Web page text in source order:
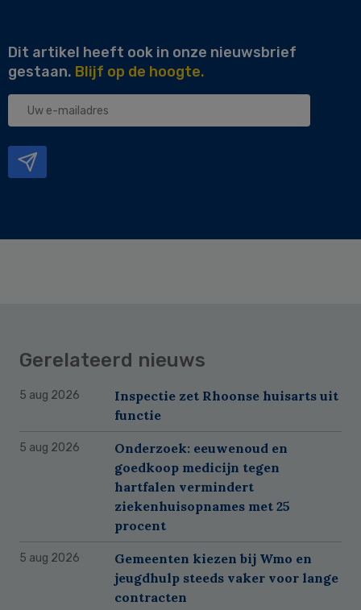
Dit artikel heeft ook in onze nieuwsbrief
gestaan. Blijf op de hoogte.
Uw
Gerelateerd nieuws
5 aug 2026
Inspectie zet Rhoonse huisarts uit
functie
5 aug 2026
Onderzoek: eeuwenoud en
goedkoop medicijn tegen
hartfalen vermindert
ziekenhuisopnames met 25
procent
5 aug 2026
Gemeenten kiezen bij Wmo en
jeugdhulp steeds vaker voor lange
contracten